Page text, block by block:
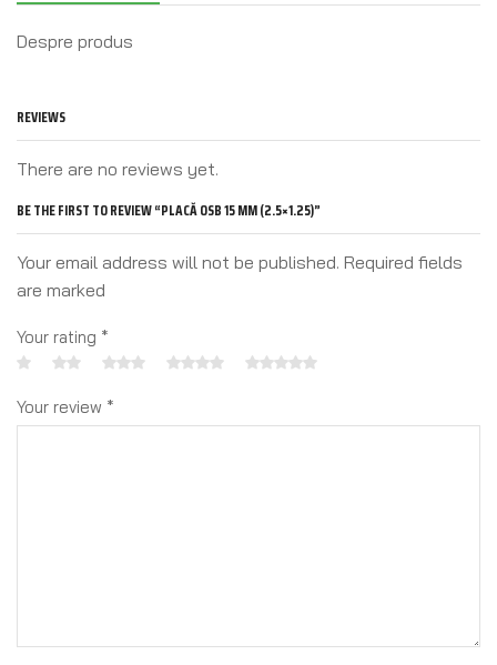
Despre produs
REVIEWS
There are no reviews yet.
BE THE FIRST TO REVIEW “PLACĂ OSB 15 MM (2.5×1.25)”
Your email address will not be published. Required fields
are marked
Your rating *
Your review *